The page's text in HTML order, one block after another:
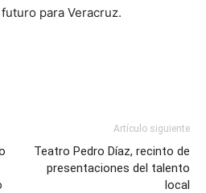
para Veracruz.
Artículo siguiente
Teatro Pedro Díaz, recinto de
presentaciones del talento
local